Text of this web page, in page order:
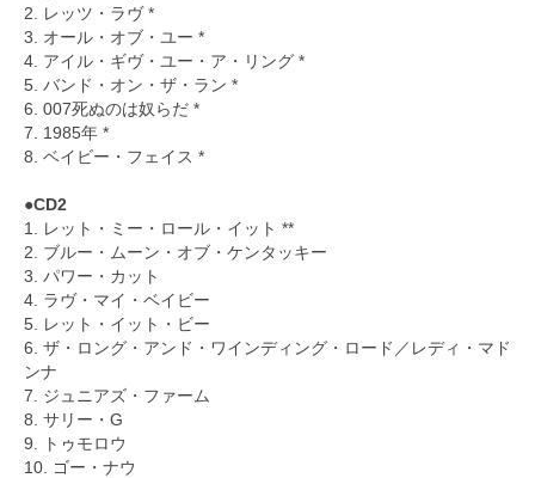
2. レッツ・ラヴ *
3. オール・オブ・ユー *
4. アイル・ギヴ・ユー・ア・リング *
5. バンド・オン・ザ・ラン *
6. 007死ぬのは奴らだ *
7. 1985年 *
8. ベイビー・フェイス *
●CD2
1. レット・ミー・ロール・イット **
2. ブルー・ムーン・オブ・ケンタッキー
3. パワー・カット
4. ラヴ・マイ・ベイビー
5. レット・イット・ビー
6. ザ・ロング・アンド・ワインディング・ロード／レディ・マド
ンナ
7. ジュニアズ・ファーム
8. サリー・G
9. トゥモロウ
10. ゴー・ナウ